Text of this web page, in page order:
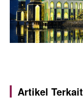
Artikel Terkait